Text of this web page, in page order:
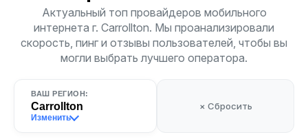
Актуальный топ провайдеров мобильного
интернета г. Carrollton. Мы проанализировали
скорость, пинг и отзывы пользователей, чтобы вы
могли выбрать лучшего оператора.
ВАШ РЕГИОН:
Carrollton
Изменить
× Сбросить